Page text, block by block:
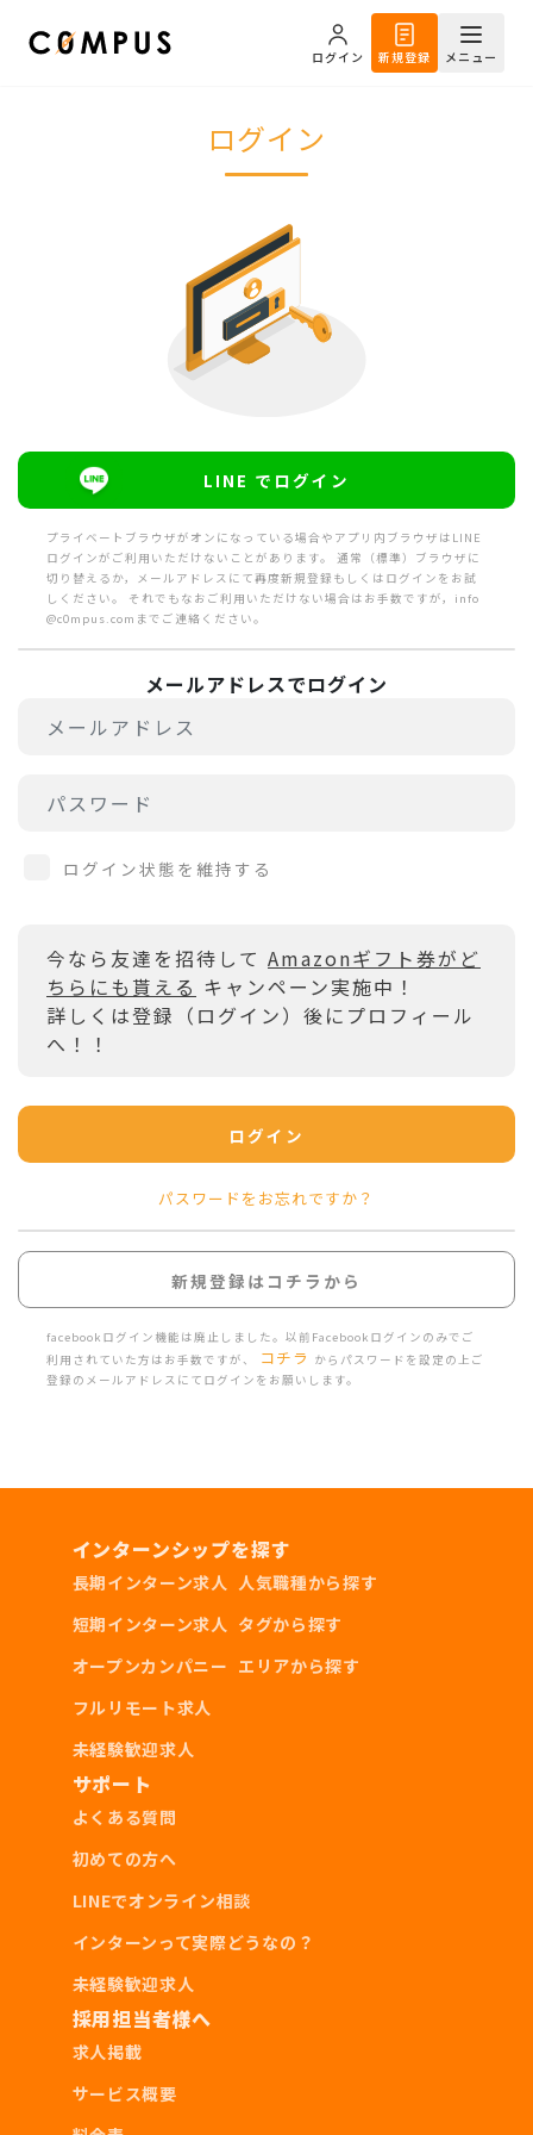
ログイン 新規登録 メニュー
ログイン
LINE でログイン
プライベートブラウザがオンになっている場合やアプリ内ブラウザはLINE
ログインがご利用いただけないことがあります。 通常（標準）ブラウザに
切り替えるか，メールアドレスにて再度新規登録もしくはログインをお試
しください。 それでもなおご利用いただけない場合はお手数ですが，info
@c0mpus.comまでご連絡ください。
メールアドレスでログイン
ログイン状態を維持する
今なら友達を招待して Amazonギフト券がど
ちらにも貰える キャンペーン実施中！
詳しくは登録（ログイン）後にプロフィール
へ！！
ログイン
パスワードをお忘れですか？
新規登録はコチラから
facebookログイン機能は廃止しました。以前Facebookログインのみでご
利用されていた方はお手数ですが、
コチラ からパスワードを設定の上ご
登録のメールアドレスにてログインをお願いします。
インターンシップを探す
長期インターン求人
短期インターン求人
オープンカンパニー
フルリモート求人
未経験歓迎求人
人気職種から探す
タグから探す
エリアから探す
サポート
よくある質問
初めての方へ
LINEでオンライン相談
インターンって実際どうなの？
未経験歓迎求人
採用担当者様へ
求人掲載
サービス概要